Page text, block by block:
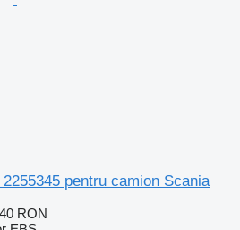
pentru camion Scania
RON